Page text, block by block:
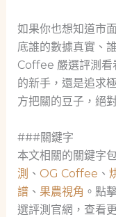
如果你也想知道市
底誰的數據真實、
Coffee 嚴選評測看
的新手，還是追求
方把關的豆子，絕
###關鍵字
本文相關的關鍵字
測 、 OG Coffee 、
譜、 果農視角 。點
選評測官網，查看